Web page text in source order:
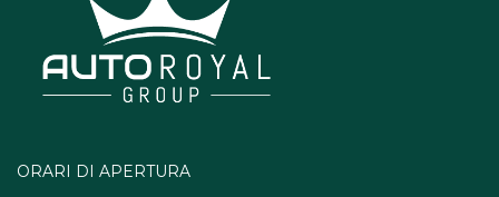
ORARI DI APERTURA